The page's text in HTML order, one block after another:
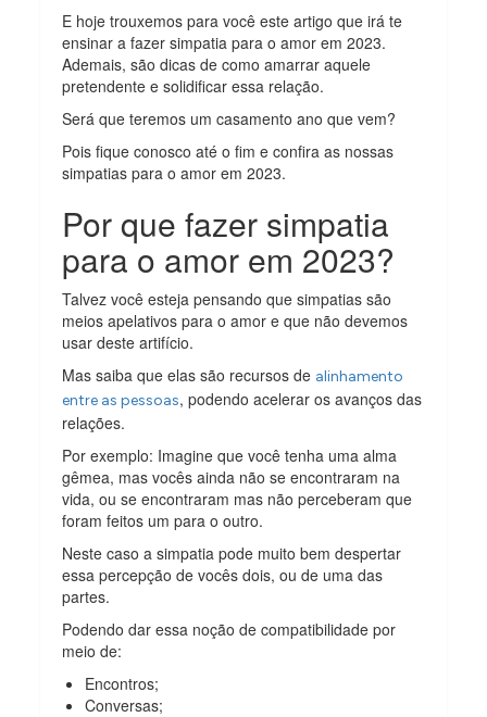
E hoje trouxemos para você este artigo que irá te
ensinar a fazer simpatia para o amor em 2023.
Ademais, são dicas de como amarrar aquele
pretendente e solidificar essa relação.
Será que teremos um casamento ano que vem?
Pois fique conosco até o fim e confira as nossas
simpatias para o amor em 2023.
Por que fazer simpatia
para o amor em 2023?
Talvez você esteja pensando que simpatias são
meios apelativos para o amor e que não devemos
usar deste artifício.
Mas saiba que elas são recursos de alinhamento
entre as pessoas, podendo acelerar os avanços das
relações.
Por exemplo: Imagine que você tenha uma alma
gêmea, mas vocês ainda não se encontraram na
vida, ou se encontraram mas não perceberam que
foram feitos um para o outro.
Neste caso a simpatia pode muito bem despertar
essa percepção de vocês dois, ou de uma das
partes.
Podendo dar essa noção de compatibilidade por
meio de:
Encontros;
Conversas;